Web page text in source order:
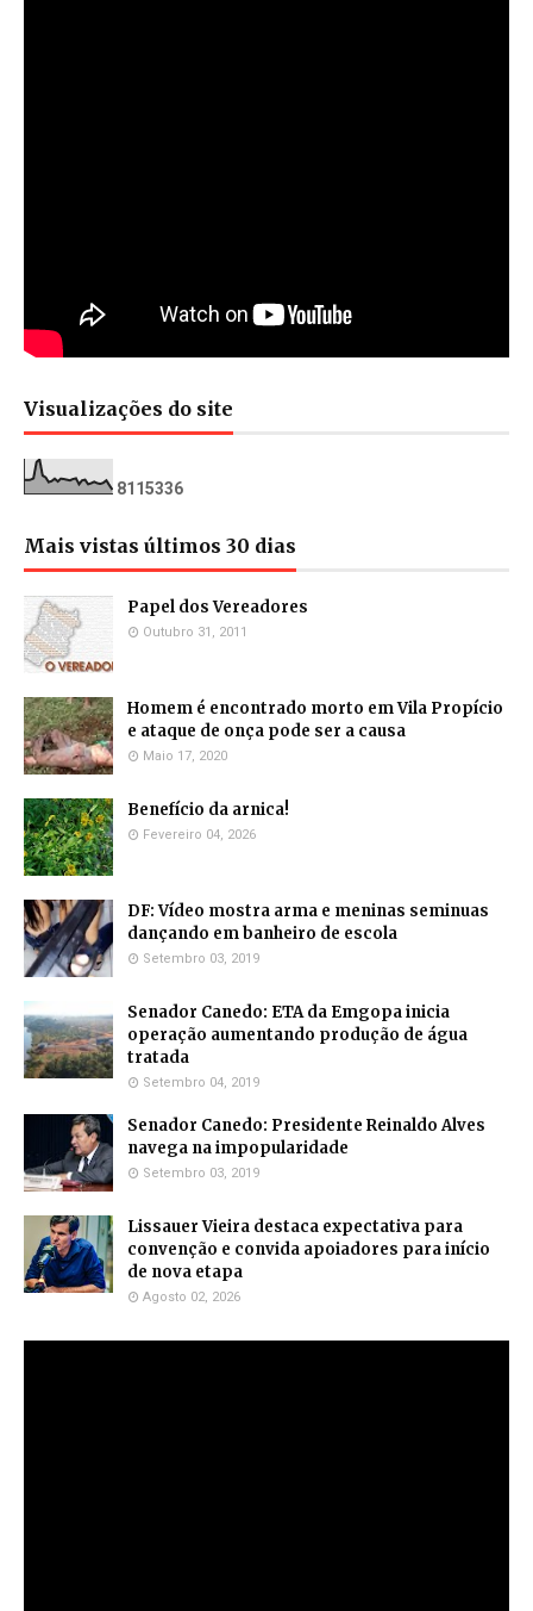
Visualizações do site
81 15336
Mais vistas últimos 30 dias
Papel dos Vereadores
Outubro 31, 2011
Homem é encontrado morto em Vila Propício
e ataque de onça pode ser a causa
Maio 17, 2020
Benefício da arnica!
Fevereiro 04, 2026
DF: Vídeo mostra arma e meninas seminuas
dançando em banheiro de escola
Setembro 03, 2019
Senador Canedo: ETA da Emgopa inicia
operação aumentando produção de água
tratada
Setembro 04, 2019
Senador Canedo: Presidente Reinaldo Alves
navega na impopularidade
Setembro 03, 2019
Lissauer Vieira destaca expectativa para
convenção e convida apoiadores para início
de nova etapa
Agosto 02, 2026